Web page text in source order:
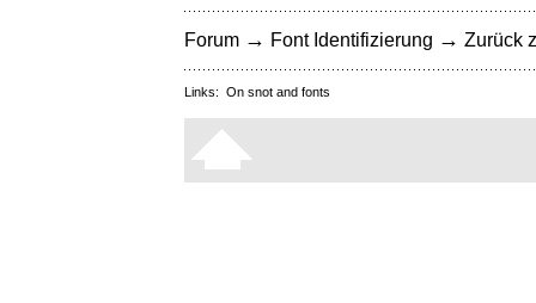
Forum → Font Identifizierung → Zurück
Links: On snot and fonts